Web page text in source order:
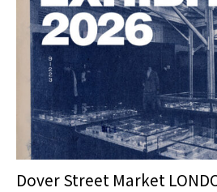
Dover Street Market